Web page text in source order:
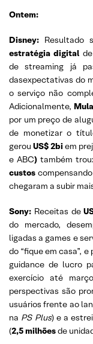
Ontem:
Disney: Resultado
estratégia digital
de streaming já
dasexpectativas do
o serviço não
Adicionalmente,
por um preço de
de monetizar o
gerouUS$ 2biem
e ABC) também
custos
chegaram a subir
Sony: Receitas de
do mercado,
ligadas a games e
do “fique em casa”,
guidance de lucro
exercício até
perspectivas são
usuários frente ao
na PS Plus) e a
(2,5 milhõesde